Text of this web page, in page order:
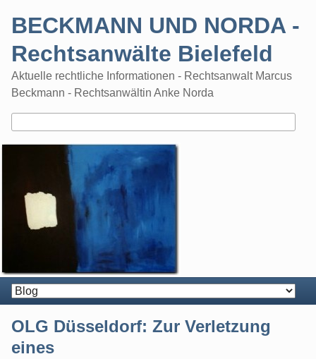
BECKMANN UND NORDA -
Rechtsanwälte Bielefeld
Aktuelle rechtliche Informationen - Rechtsanwalt Marcus
Beckmann - Rechtsanwältin Anke Norda
OLG Düsseldorf: Zur Verletzung
eines